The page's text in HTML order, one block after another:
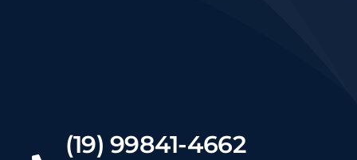
(19) 99841-4662